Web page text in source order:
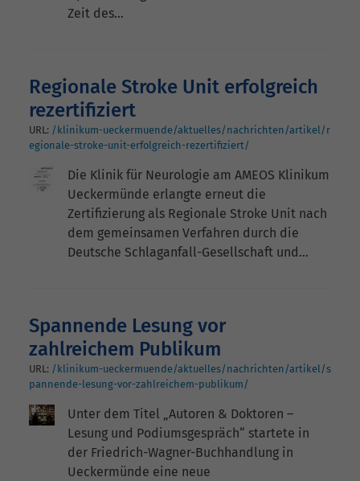
Zeit des…
Regionale Stroke Unit erfolgreich
rezertifiziert
URL: /klinikum-ueckermuende/aktuelles/nachrichten/artikel/r
egionale-stroke-unit-erfolgreich-rezertifiziert/
Die Klinik für Neurologie am AMEOS Klinikum
Ueckermünde erlangte erneut die
Zertifizierung als Regionale Stroke Unit nach
dem gemeinsamen Verfahren durch die
Deutsche Schlaganfall-Gesellschaft und…
Spannende Lesung vor
zahlreichem Publikum
URL: /klinikum-ueckermuende/aktuelles/nachrichten/artikel/s
pannende-lesung-vor-zahlreichem-publikum/
Unter dem Titel „Autoren & Doktoren –
Lesung und Podiumsgespräch“ startete in
der Friedrich-Wagner-Buchhandlung in
Ueckermünde eine neue